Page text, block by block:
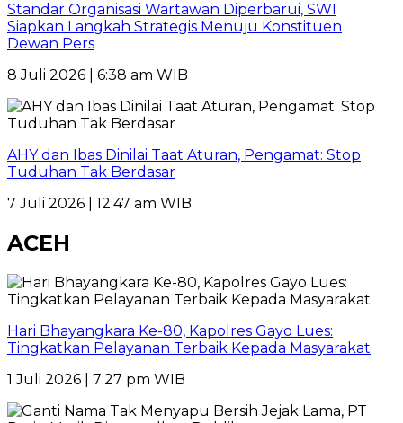
Standar Organisasi Wartawan Diperbarui, SWI
Siapkan Langkah Strategis Menuju Konstituen
Dewan Pers
8 Juli 2026 | 6:38 am WIB
AHY dan Ibas Dinilai Taat Aturan, Pengamat: Stop
Tuduhan Tak Berdasar
7 Juli 2026 | 12:47 am WIB
ACEH
Hari Bhayangkara Ke-80, Kapolres Gayo Lues:
Tingkatkan Pelayanan Terbaik Kepada Masyarakat
1 Juli 2026 | 7:27 pm WIB